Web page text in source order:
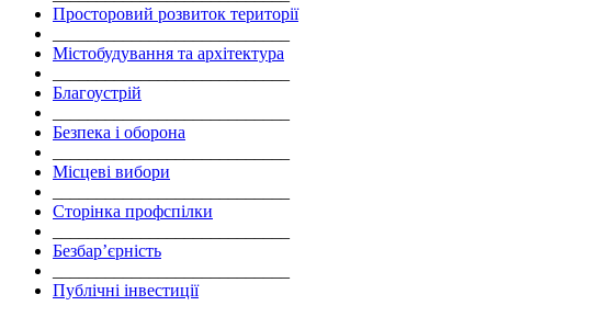
Просторовий розвиток території
Містобудування та архітектура
Благоустрій
Безпека і оборона
Місцеві вибори
Сторінка профспілки
Безбар’єрність
Публічні інвестиції